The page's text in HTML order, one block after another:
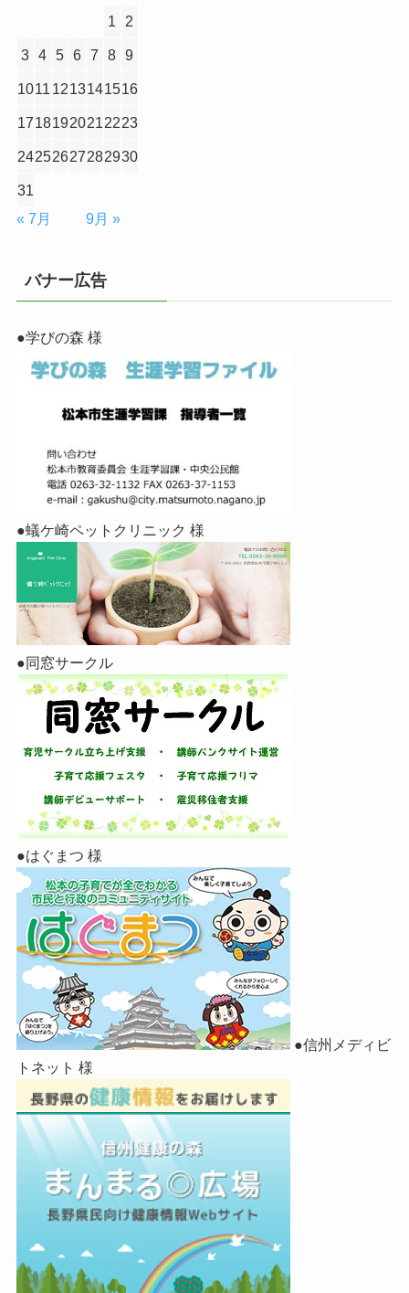
1 2
3 4 5 6 7 8 9
1011 1213141516
17181920212223
24252627282930
31
« 7月
9月 »
バナー広告
●学びの森 様
●蟻ケ崎ペットクリニック 様
●同窓サークル
●はぐまつ 様
●信州メディビ
トネット 様